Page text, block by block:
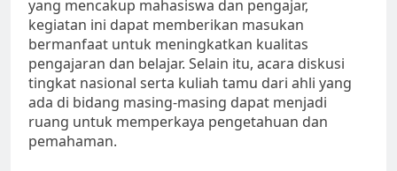
yang mencakup mahasiswa dan pengajar,
kegiatan ini dapat memberikan masukan
bermanfaat untuk meningkatkan kualitas
pengajaran dan belajar. Selain itu, acara diskusi
tingkat nasional serta kuliah tamu dari ahli yang
ada di bidang masing-masing dapat menjadi
ruang untuk memperkaya pengetahuan dan
pemahaman.